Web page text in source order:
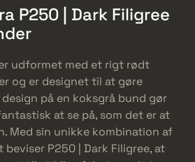
P250 | Dark Filigree
udformet med et rigt rødt
og er designet til at gøre
på en koksgrå bund gør
at se på, som det er at
Med sin unikke kombination af
P250 | Dark Filigree, at